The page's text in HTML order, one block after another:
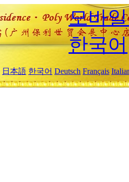
모바
한국어
日本語 한국어 Deutsch Français